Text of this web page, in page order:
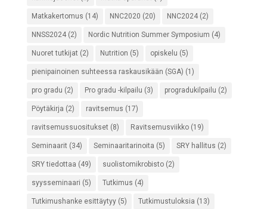
Matkakertomus (14) NNC2020 (20) NNC2024(2)
NNSS2024(2) Nordic Nutrition Summer Symposium (4)
Nuoret tutkijat (2) Nutrition (5) opiskelu (5)
pienipainoinen suhteessa raskausikään (SGA) (1)
pro gradu (2) Pro gradu -kilpailu (3) progradukilpailu (2)
Pöytäkirja (2) ravitsemus (17)
ravitsemussuositukset (8) Ravitsemusviikko(19)
Seminaarit (34) Seminaaritarinoita (5) SRY hallitus (2)
SRY tiedottaa (49) suolistomikrobisto(2)
syysseminaari (5) Tutkimus (4)
Tutkimushanke esittäytyy(5) Tutkimustuloksia (13)